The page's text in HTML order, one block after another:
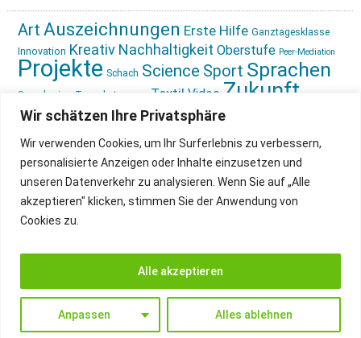
Wir schätzen Ihre Privatsphäre
Wir verwenden Cookies, um Ihr Surferlebnis zu verbessern,
personalisierte Anzeigen oder Inhalte einzusetzen und
unseren Datenverkehr zu analysieren. Wenn Sie auf „Alle
akzeptieren" klicken, stimmen Sie der Anwendung von
Cookies zu.
Anpassen Alles ablehnen
Alle akzeptieren
Art Auszeichnungen Erste Hilfe Ganztagesklasse
Innovation Kreativ Nachhaltigkeit Oberstufe Peer-Mediation
Projekte Schach Science Sport Sprachen
Sprachreise Tagesbetreuung Textil Video Zukunft
gestalten Ökologie
IMPRESSUM